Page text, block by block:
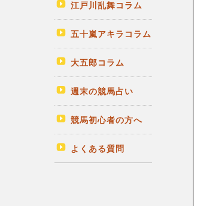
江戸川乱舞コラム
五十嵐アキラコラム
大五郎コラム
週末の競馬占い
競馬初心者の方へ
よくある質問